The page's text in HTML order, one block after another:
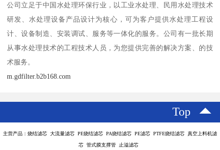
公司立足于中国水处理环保行业，以工业水处理、民用水处理技术
研发、水处理设备产品设计为核心，可为客户提供水处理工程设
计、设备制造、安装调试、服务等一体化的服务。公司有一批长期
从事水处理技术的工程技术人员，为您提供完善的解决方案、的技
术服务。
m.gdfilter.b2b168.com
Top
主营产品：烧结滤芯 大流量滤芯 PE烧结滤芯 PA烧结滤芯 PE滤芯 PTFE烧结滤芯 真空上料机滤
芯 管式膜支撑管 止溢滤芯